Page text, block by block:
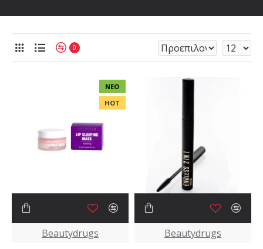
0
ΝΈΟ
HOT
Beautydrugs Beautydrugs